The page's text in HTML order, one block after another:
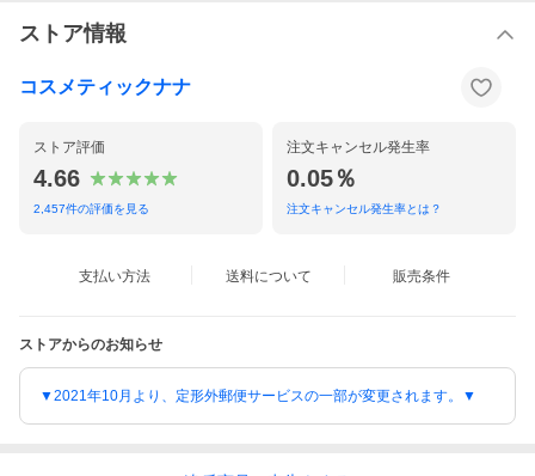
ストア情報
コスメティックナナ
ストア評価
4.66
2,457件の評価を見る
注文キャンセル発生率
0.05％
注文キャンセル発生率とは？
支払い方法 送料について 販売条件
ストアからのお知らせ
▼2021年10月より、定形外郵便サービスの一部が変更されます。▼